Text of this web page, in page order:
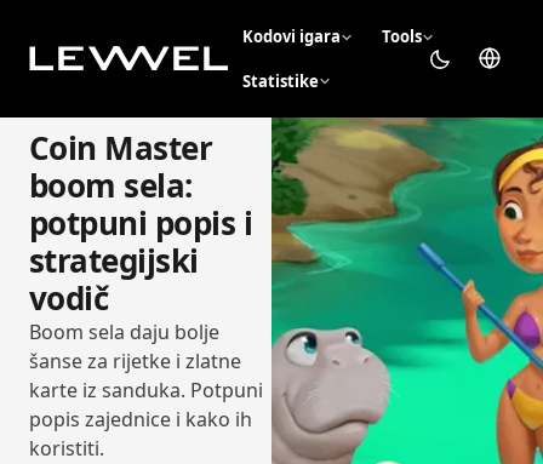
Kodovi igara Tools
Statistike
Coin Master
boom sela:
potpuni popis i
strategijski
vodič
Boom sela daju bolje
šanse za rijetke i zlatne
karte iz sanduka. Potpuni
popis zajednice i kako ih
koristiti.